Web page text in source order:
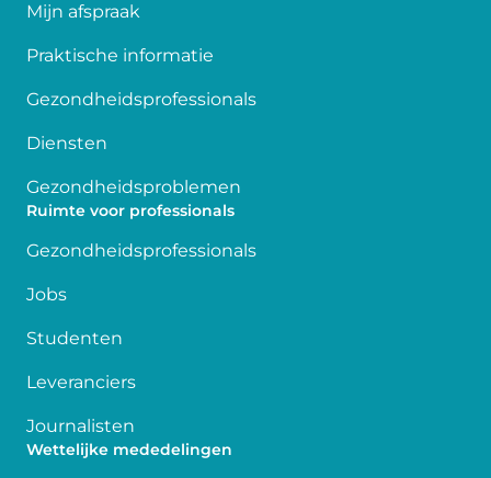
Mijn afspraak
Praktische informatie
Gezondheidsprofessionals
Diensten
Gezondheidsproblemen
Ruimte voor professionals
Gezondheidsprofessionals
Jobs
Studenten
Leveranciers
Journalisten
Wettelijke mededelingen